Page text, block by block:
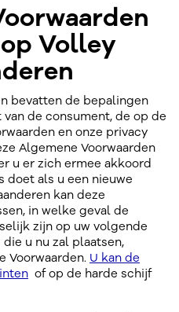
Volley
bevatten de bepalingen
de consument, de op de
en onze privacy
Algemene Voorwaarden
u er zich ermee akkoord
als u een nieuwe
kan deze
in welke geval de
zijn op uw volgende
u nu zal plaatsen,
Voorwaarden. U kan de
of op de harde schijf